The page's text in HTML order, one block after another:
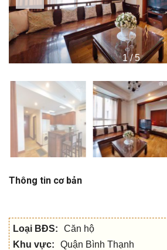
1/5
Thông tin cơ bản
Loại BĐS:
Căn hộ
Khu vực:
Quận Bình Thạnh